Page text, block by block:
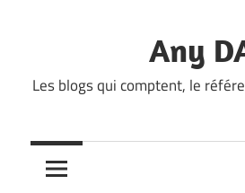
Any
Les blogs qui comptent, le